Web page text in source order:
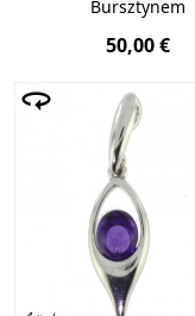
Bursztynem
50,00 €